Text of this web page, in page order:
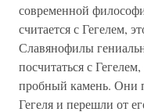
современной
считается с Гегелем,
Славянофилы
посчитаться с
пробный камень. Они
Гегеля и перешли от